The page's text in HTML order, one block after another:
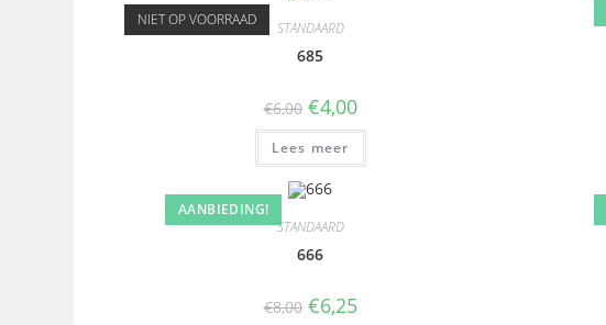
NIET OP VOORRAAD STANDAARD
685
€6,00 €4,00
Lees meer
AANBIEDING!
STANDAARD
666
€8,00 €6,25